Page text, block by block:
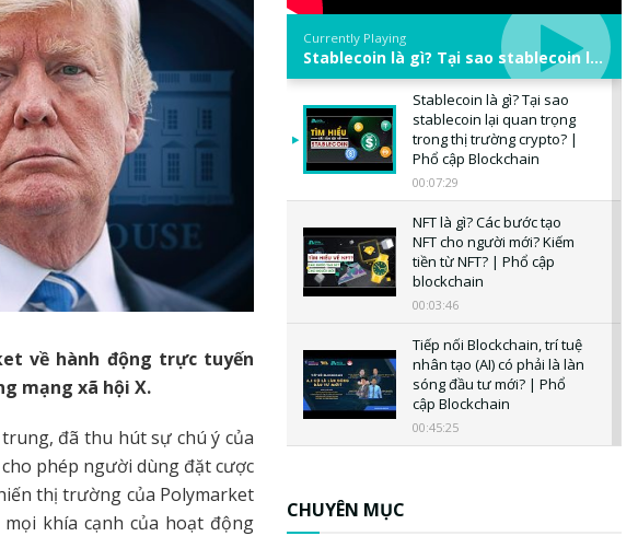
về hành động trực tuyến
mạng xã hội X.
đã thu hút sự chú ý của
phép người dùng đặt cược
thị trường của Polymarket
khía cạnh của hoạt động
Currently Playing
Stablecoin là gì? Tại sao stablecoin lại quan trọng trong thị trường crypto? | Phổ cập Blockchain
Stablecoin là gì? Tại sao
stablecoin lại quan trọng
trong thị trường crypto? |
Phổ cập Blockchain
00:07:29
NFT là gì? Các bước tạo
NFT cho người mới? Kiếm
tiền từ NFT? | Phổ cập
blockchain
00:03:46
Tiếp nối Blockchain, trí tuệ
nhân tạo (AI) có phải là làn
sóng đầu tư mới? | Phổ
cập Blockchain
00:45:25
CHUYÊN MỤC